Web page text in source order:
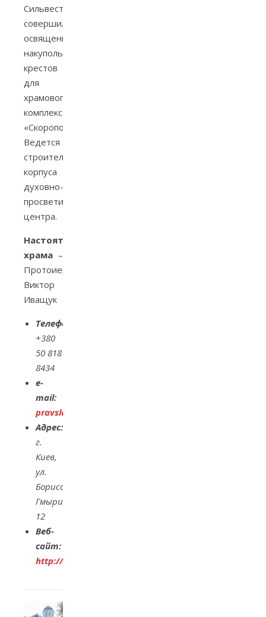
Сильвестр
совершил
освящение
накупольных
крестов
для
храмового
комплекса
«Скоропослушница».
Ведется
строительство
корпуса
духовно-
просветительского
центра.
Настоятель
храма –
Протоиерей
Виктор
Иващук
Телефон:
+380
50 818
8434
e-
mail:
pravslavie@mail.ru
Адрес:
г.
Киев,
ул.
Бориса
Гмыри
12
Веб-
сайт:
http://skoroposlushnitsa.com.ua